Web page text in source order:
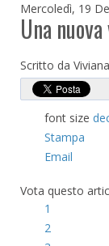
Mercoledì, 19
Una
Scritto da
font size
Stampa
Email
Vota questo
1
2